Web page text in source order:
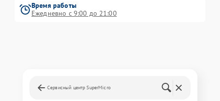
Время работы
Ежедневно с 9:00 до 21:00
Сервисный центр SuperMicro